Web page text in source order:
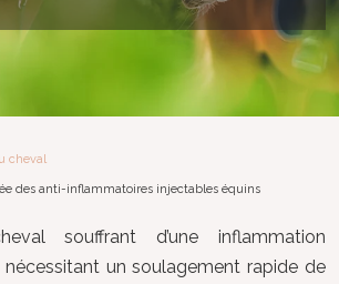
cheval
des anti-inflammatoires injectables équins
souffrant d’une inflammation
nécessitant un soulagement rapide de